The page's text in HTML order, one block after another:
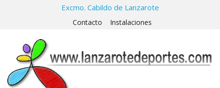
Excmo. Cabildo de Lanzarote
Contacto Instalaciones